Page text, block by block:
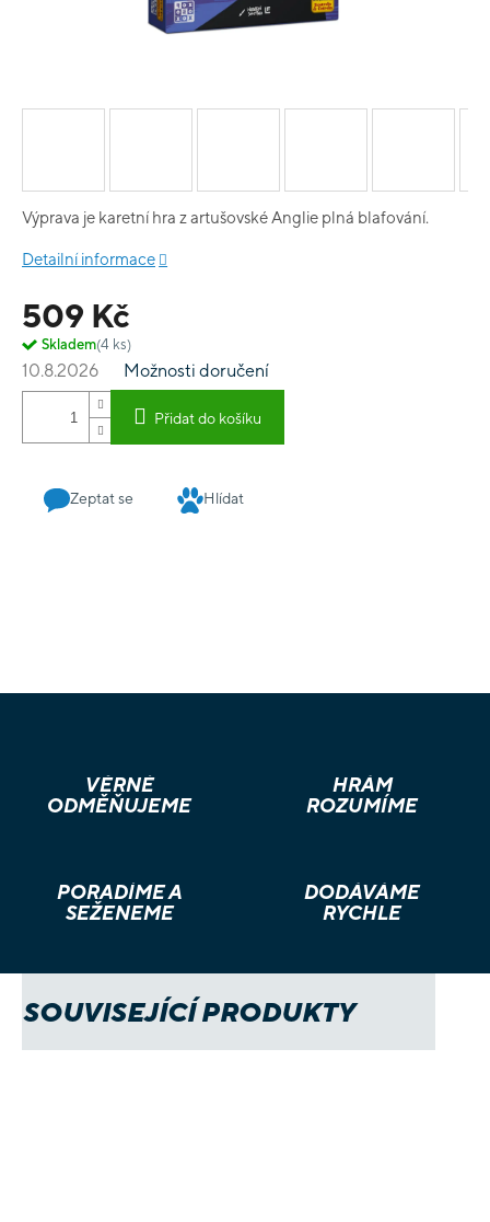
509 Kč
Skladem(4 ks)
10.8.2026 Možnosti doručení
Přidat do košíku
Výprava je karetní hra z artušovské Anglie plná blafování.
Detailní informace
Zeptat se Hlídat
VĚRNÉ
ODMĚŇUJEME
HRÁM
ROZUMÍME
PORADÍME A
SEŽENEME
DODÁVÁME
RYCHLE
SOUVISEJÍCÍ PRODUKTY